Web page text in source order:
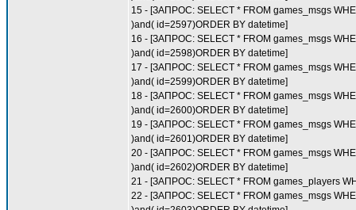
15 - [ЗАПРОС: SELECT * FROM games_msgs
)and( id=2597)ORDER BY datetime]
16 - [ЗАПРОС: SELECT * FROM games_msgs
)and( id=2598)ORDER BY datetime]
17 - [ЗАПРОС: SELECT * FROM games_msgs
)and( id=2599)ORDER BY datetime]
18 - [ЗАПРОС: SELECT * FROM games_msgs
)and( id=2600)ORDER BY datetime]
19 - [ЗАПРОС: SELECT * FROM games_msgs
)and( id=2601)ORDER BY datetime]
20 - [ЗАПРОС: SELECT * FROM games_msgs
)and( id=2602)ORDER BY datetime]
21 - [ЗАПРОС: SELECT * FROM games_players
22 - [ЗАПРОС: SELECT * FROM games_msgs